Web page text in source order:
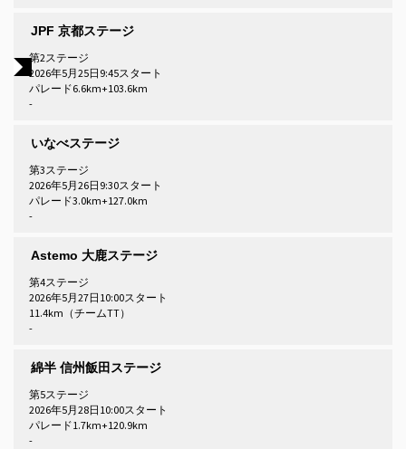
JPF 京都ステージ
第2ステージ
2026年5月25日9:45スタート
パレード6.6km+103.6km
-
いなべステージ
第3ステージ
2026年5月26日9:30スタート
パレード3.0km+127.0km
-
Astemo 大鹿ステージ
第4ステージ
2026年5月27日10:00スタート
11.4km（チームTT）
-
綿半 信州飯田ステージ
第5ステージ
2026年5月28日10:00スタート
パレード1.7km+120.9km
-